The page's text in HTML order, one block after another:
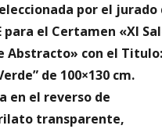
por el jurado
para el Certamen «XI
Abstracto» con el Titulo:
de 100×130 cm.
en el reverso de
transparente,